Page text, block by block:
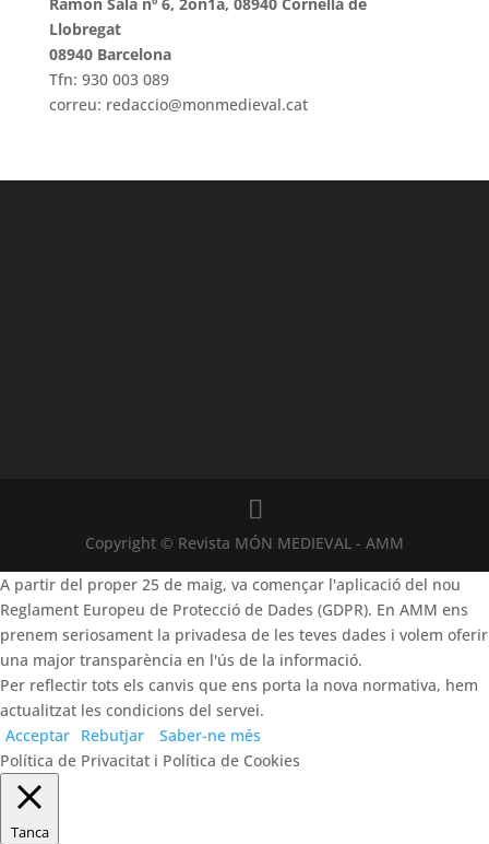
Llobregat
08940 Barcelona
Tfn: 930 003 089
correu: redaccio@monmedieval.cat
Copyright © Revista MÓN MEDIEVAL - AMM
A partir del proper 25 de maig, va començar l'aplicació del nou
Reglament Europeu de Protecció de Dades (GDPR). En AMM ens
prenem seriosament la privadesa de les teves dades i volem oferir
una major transparència en l'ús de la informació.
Per reflectir tots els canvis que ens porta la nova normativa, hem
actualitzat les condicions del servei.
Acceptar Rebutjar
Saber-ne més
Política de Privacitat i Política de Cookies
Tanca